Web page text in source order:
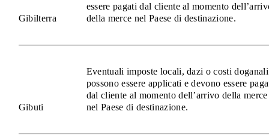
Gibilterra
essere pagati dal cliente al momento
della merce nel Paese di destinazione.
Gibuti
Eventuali imposte locali, dazi o costi doganali
possono essere applicati e devono essere
dal cliente al momento dell’arrivo della merce
nel Paese di destinazione.